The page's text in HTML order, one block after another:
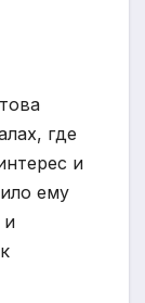
где
и
ему
и